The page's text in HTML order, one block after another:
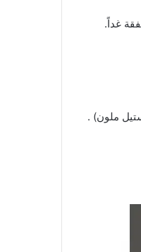
غداً.
بارد) . ثلاجة إل جي دولابي (21.7 قدم، 613 لتر، إنفيرتر، استيل ملون) .